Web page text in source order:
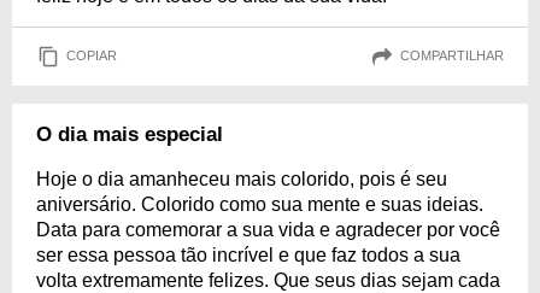
COPIAR COMPARTILHAR
O dia mais especial
Hoje o dia amanheceu mais colorido, pois é seu
aniversário. Colorido como sua mente e suas ideias.
Data para comemorar a sua vida e agradecer por você
ser essa pessoa tão incrível e que faz todos a sua
volta extremamente felizes. Que seus dias sejam cada